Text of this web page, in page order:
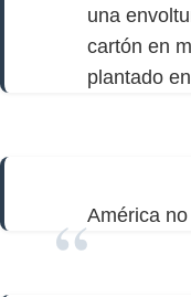
una
cartón en
plantado
América